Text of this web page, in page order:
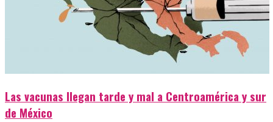
Las vacunas llegan tarde y mal a Centroamérica y sur
de México